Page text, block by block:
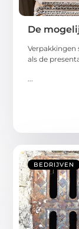
De
Verpakkingen
als de
BEDRIJVEN